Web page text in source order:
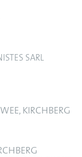
SARL
KIRCHBERG